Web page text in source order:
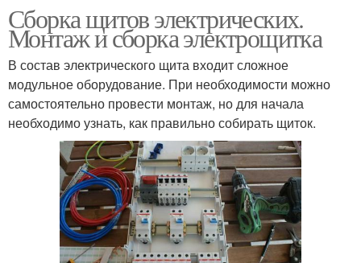
Сборка щитов электрических.
Монтаж и сборка электрощитка
В состав электрического щита входит сложное
модульное оборудование. При необходимости можно
самостоятельно провести монтаж, но для начала
необходимо узнать, как правильно собирать щиток.